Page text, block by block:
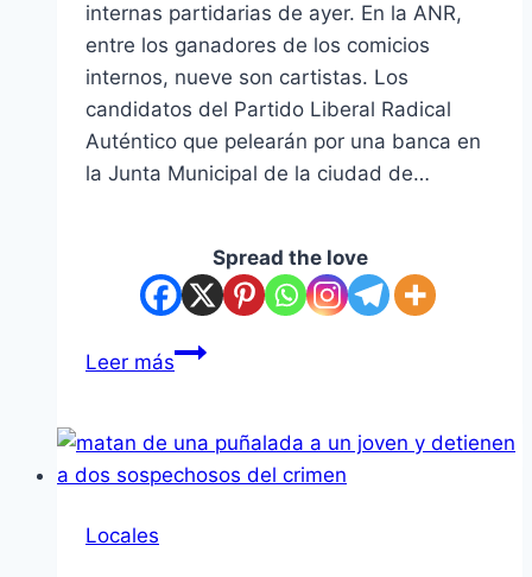
internas partidarias de ayer. En la ANR,
entre los ganadores de los comicios
internos, nueve son cartistas. Los
candidatos del Partido Liberal Radical
Auténtico que pelearán por una banca en
la Junta Municipal de la ciudad de…
Spread the love
Leer másPJC:
cartistas
acaparan
Locales